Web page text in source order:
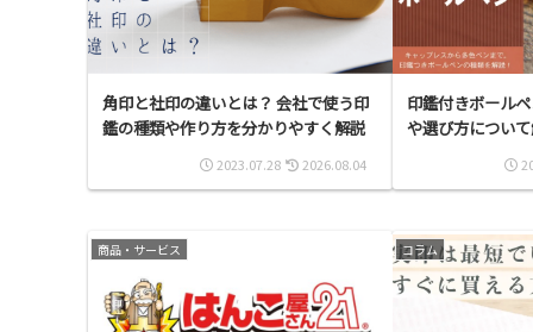
角印と社印の違いとは？ 会社で使う印
鑑の種類や作り方を分かりやすく解説
2023.07.28 2026.08.04
印鑑付きボール
や選び方につい
商品・サービス コラム